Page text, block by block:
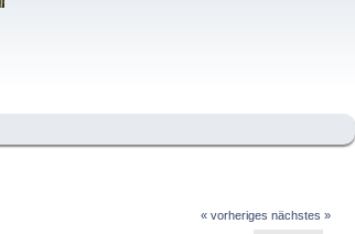
« vorheriges nächstes »